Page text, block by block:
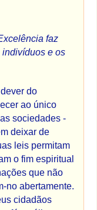
faz
indivíduos e os
do
ao único
sociedades -
deixar de
leis permitam
o fim espiritual
que não
no abertamente.
cidadãos